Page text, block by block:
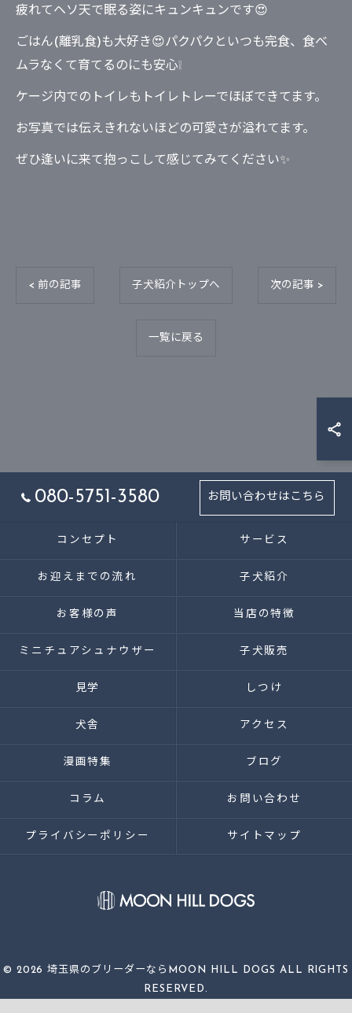
疲れてヘソ天で眠る姿にキュンキュンです😍
ごはん(離乳食)も大好き😍パクパクといつも完食、食べ
ムラなくて育てるのにも安心❕
ケージ内でのトイレもトイレトレーでほぼできてます。
お写真では伝えきれないほどの可愛さが溢れてます。
ぜひ逢いに来て抱っこして感じてみてください✨
< 前の記事 子犬紹介トップへ 次の記事 >
一覧に戻る
080-5751-3580 お問い合わせはこちら
コンセプト サービス
お迎えまでの流れ 子犬紹介
お客様の声 当店の特徴
ミニチュアシュナウザー 子犬販売
見学 しつけ
犬舎 アクセス
漫画特集 ブログ
コラム お問い合わせ
プライバシーポリシー サイトマップ
© 2026 埼玉県のブリーダーならMOON HILL DOGS ALL RIGHTS
RESERVED.